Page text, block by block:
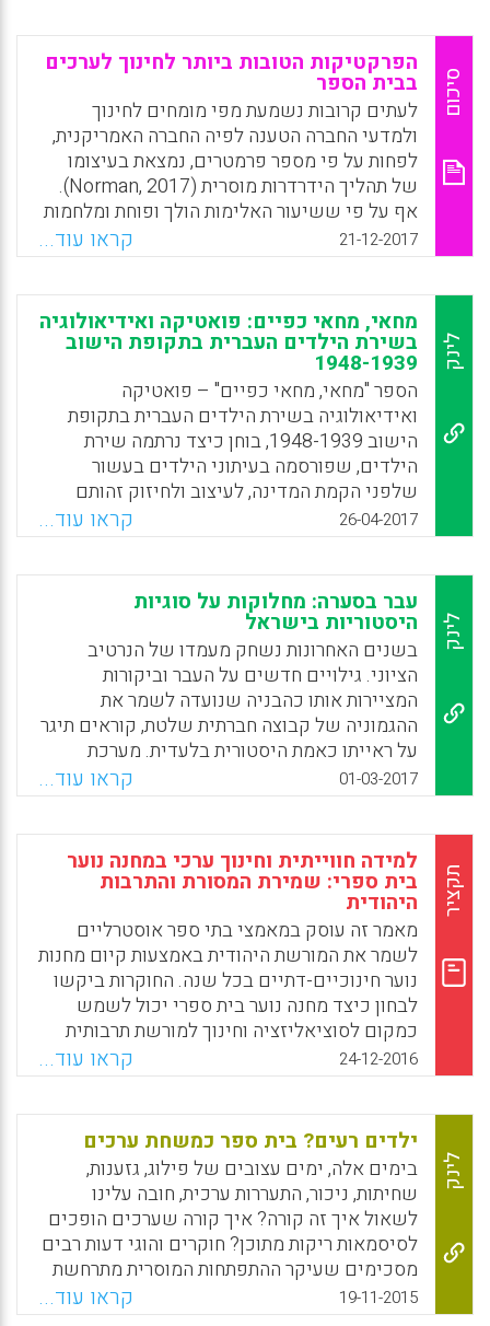
WhatsApp
Facebook
Email
X
סיכום
הפרקטיקות הטובות ביותר לחינוך לערכים
בבית הספר
לעתים קרובות נשמעת מפי מומחים לחינוך
ולמדעי החברה הטענה לפיה החברה האמריקנית,
לפחות על פי מספר פרמטרים, נמצאת בעיצומו
של תהליך הידרדרות מוסרית (Norman, 2017).
אף על פי ששיעור האלימות הולך ופוחת ומלחמות
הופכות לנחלת העבר, האמריקני הממוצע מרוכז
יותר בעצמו, תורם פחות לחברה הכללית וידע
מוסרי בסיסי אינו עוד מנת חלקם של ילדים
(Smith, Christoffersen, Davidson, & Herzog,
2011). מה ניתן לעשות?
WhatsApp
Facebook
Email
X
21-12-2017 קראו עוד...
לינק
מחאי, מחאי כפיים: פואטיקה ואידיאולוגיה
בשירת הילדים העברית בתקופת הישוב
1948-1939
הספר "מחאי, מחאי כפיים" – פואטיקה
ואידיאולוגיה בשירת הילדים העברית בתקופת
הישוב 1948-1939, בוחן כיצד נרתמה שירת
הילדים, שפורסמה בעיתוני הילדים בעשור
שלפני הקמת המדינה, לעיצוב ולחיזוק זהותם
הלאומית של הילדים, במגמה להכשירם ולפתח
את מחויבותם להמשך המפעל הציוני. כיצד כתבו
על המולדת לילידי הארץ משוררים שלא נולדו
בה? כיצד שוררו לילדים על גבורה והקרבה עד
מוות? כיצד התייחסו בשירים לעם שישב פה
קודם? כיצד השתמשו הכותבים בתכונתה
הפיגורטיבית של השירה כדי להוסיף משמעות גם
למבוגרים, לעתים שונה מזו שיועדה לילדים?
והאם השפיעו השירים על עיצוב תודעתם של
הקוראים הצעירים, של הדור אשר הקים את
המדינה? (נעמי בן-גור).
26-04-2017 קראו עוד...
לינק
עבר בסערה: מחלוקות על סוגיות
היסטוריות בישראל
בשנים האחרונות נשחק מעמדו של הנרטיב
הציוני. גילויים חדשים על העבר וביקורות
המציירות אותו כהבניה שנועדה לשמר את
ההגמוניה של קבוצה חברתית שלטת, קוראים תיגר
על ראייתו כאמת היסטורית בלעדית. מערכת
החינוך אינה יכולה עוד להתעלם מהשיח הגועש
בשאלת הנרטיב ונאלצת להתמודד עם התקפות
כלפיו הן מצד חוגים אקדמיים המתויגים
"פוסט־ציוניים" והן מצד הממסד הפוליטי. ספר זה
דן במחלוקות על העבר בישראל ואף בוחן אותן
לנוכח ויכוחים דומים המתנהלים בעולם. לעומת
הסוברים שיש לטשטש אותן בפתרונות מאולצים,
מציע המחבר לרתום אותן לטיפוח תפיסת עבר
מרובת פרספקטיבות (אייל נווה).
WhatsApp
Facebook
Email
X
01-03-2017 קראו עוד...
תקציר
למידה חווייתית וחינוך ערכי במחנה נוער
בית ספרי: שמירת המסורת והתרבות
היהודית
מאמר זה עוסק במאמצי בתי ספר אוסטרליים
לשמר את המורשת היהודית באמצעות קיום מחנות
נוער חינוכיים-דתיים בכל שנה. החוקרות ביקשו
לבחון כיצד מחנה נוער בית ספרי יכול לשמש
כמקום לסוציאליזציה וחינוך למורשת תרבותית
ודתית, באמצעות למידה חווייתית וחינוך בלתי
פורמלי. הן מציינות שבעולמנו הגלובלי, קיים
סיכון לאובדן מורשות של תרבויות ייחודיות. אובדן
זה תורם לפגיעה בתרבות ככללה משום
שאינדיבידואלים צריכים להיות נטועים בזהותם
הספציפית על מנת להשתתף באופן פעיל בחיי
הקהילה.
WhatsApp
Facebook
Email
X
24-12-2016 קראו עוד...
לינק
ילדים רעים? בית ספר כמשחת ערכים
בימים אלה, ימים עצובים של פילוג, גזענות,
שחיתות, ניכור, התעררות ערכית, חובה עלינו
לשאול איך זה קורה? איך קורה שערכים הופכים
לסיסמאות ריקות מתוכן? חוקרים והוגי דעות רבים
מסכימים שעיקר ההתפתחות המוסרית מתרחשת
בשנות הילדות. רבים מסכימים גם עם תפקידו
19-11-2015 קראו עוד...